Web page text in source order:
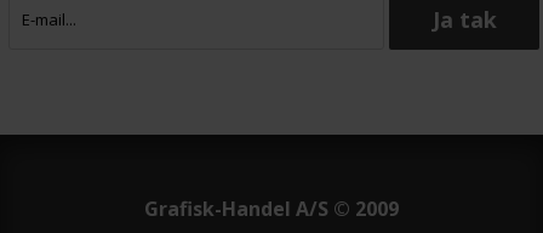
Maskin(er):
Grafisk-Handel A/S © 2009